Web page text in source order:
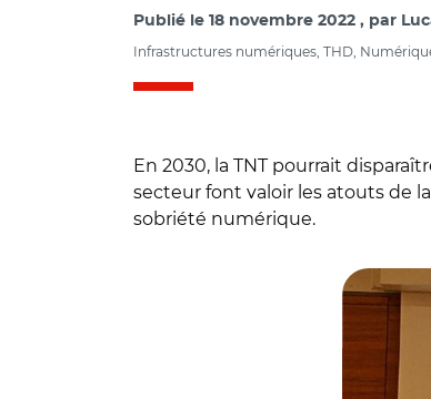
Publié le 18 novembre 2022 par
Infrastructures numériques, THD,
En 2030, la TNT pourrait
secteur font valoir les atouts de
sobriété numérique.